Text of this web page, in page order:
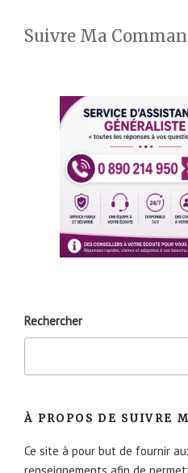
Suivre Ma
Rechercher
À PROPOS DE SUIVRE
Ce site à pour but de fournir